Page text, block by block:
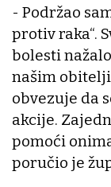
- Podržao
protiv raka“.
bolesti
našim
obvezuje da
akcije.
pomoći
poručio je